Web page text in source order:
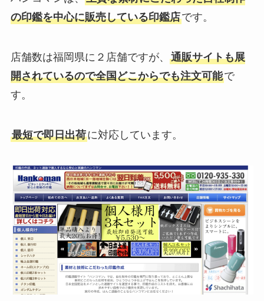
の印鑑を中心に販売している印鑑店です。
店舗数は福岡県に２店舗ですが、 通販サイトも展
開されているので全国どこからでも注文可能で
す。
最短で即日出荷に対応しています。